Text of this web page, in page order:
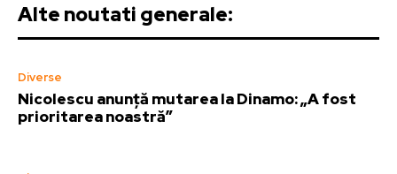
Alte noutati generale:
Diverse
Nicolescu anunță mutarea la Dinamo: „A fost
prioritarea noastră”